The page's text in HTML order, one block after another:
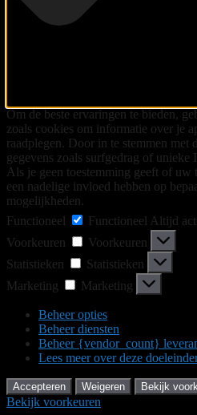
Om de beste ervaringen te bieden,
zoals cookies om informatie over je
raadplegen. Door in te stemmen met
gegevens zoals surfgedrag of unieke
Als je geen toestemming geeft of
een nadelige invloed hebben op
mogelijkheden.
Functioneel
Functioneel Altijd
Voorkeuren
Voorkeuren
Statistieken
Statistieken
Marketing
Marketing
Beheer opties
Beheer diensten
Beheer {vendor_count}
Lees meer over deze
Accepteren Weigeren Bekijk
Bekijk voorkeuren